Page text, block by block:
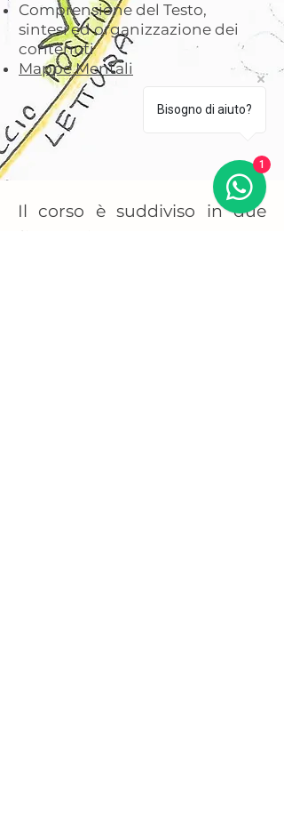
Comprensione del Testo,
sintesi ed organizzazione dei
contenuti
Mappe Mentali
Il corso è suddiviso in due
fine settimana.
Bisogno di aiuto?
1